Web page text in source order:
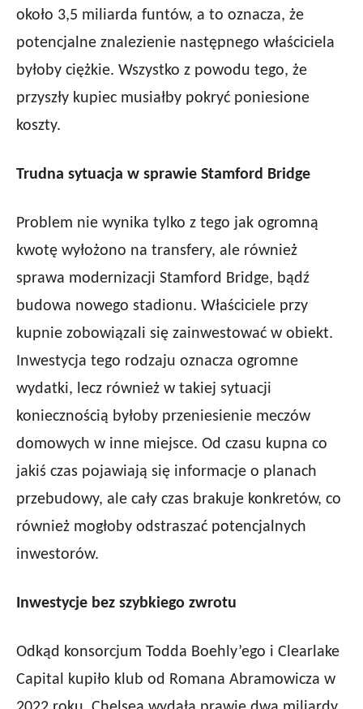
około 3,5 miliarda funtów, a to oznacza, że
potencjalne znalezienie następnego właściciela
byłoby ciężkie. Wszystko z powodu tego, że
przyszły kupiec musiałby pokryć poniesione
koszty.
Trudna sytuacja w sprawie Stamford Bridge
Problem nie wynika tylko z tego jak ogromną
kwotę wyłożono na transfery, ale również
sprawa modernizacji Stamford Bridge, bądź
budowa nowego stadionu. Właściciele przy
kupnie zobowiązali się zainwestować w obiekt.
Inwestycja tego rodzaju oznacza ogromne
wydatki, lecz również w takiej sytuacji
koniecznością byłoby przeniesienie meczów
domowych w inne miejsce. Od czasu kupna co
jakiś czas pojawiają się informacje o planach
przebudowy, ale cały czas brakuje konkretów, co
również mogłoby odstraszać potencjalnych
inwestorów.
Inwestycje bez szybkiego zwrotu
Odkąd konsorcjum Todda Boehly’ego i Clearlake
Capital kupiło klub od Romana Abramowicza w